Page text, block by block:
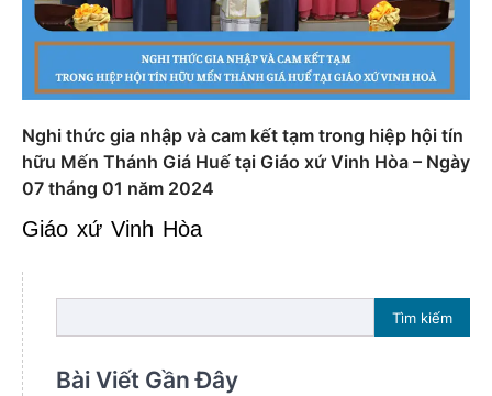
Nghi thức gia nhập và cam kết tạm trong hiệp hội tín
hữu Mến Thánh Giá Huế tại Giáo xứ Vinh Hòa – Ngày
07 tháng 01 năm 2024
Giáo xứ Vinh Hòa
Tìm kiếm
Bài Viết Gần Đây